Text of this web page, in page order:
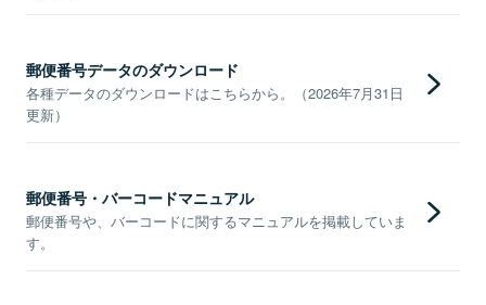
郵便番号データのダウンロード
各種データのダウンロードはこちらから。（2026年7月31日
更新）
郵便番号・バーコードマニュアル
郵便番号や、バーコードに関するマニュアルを掲載していま
す。